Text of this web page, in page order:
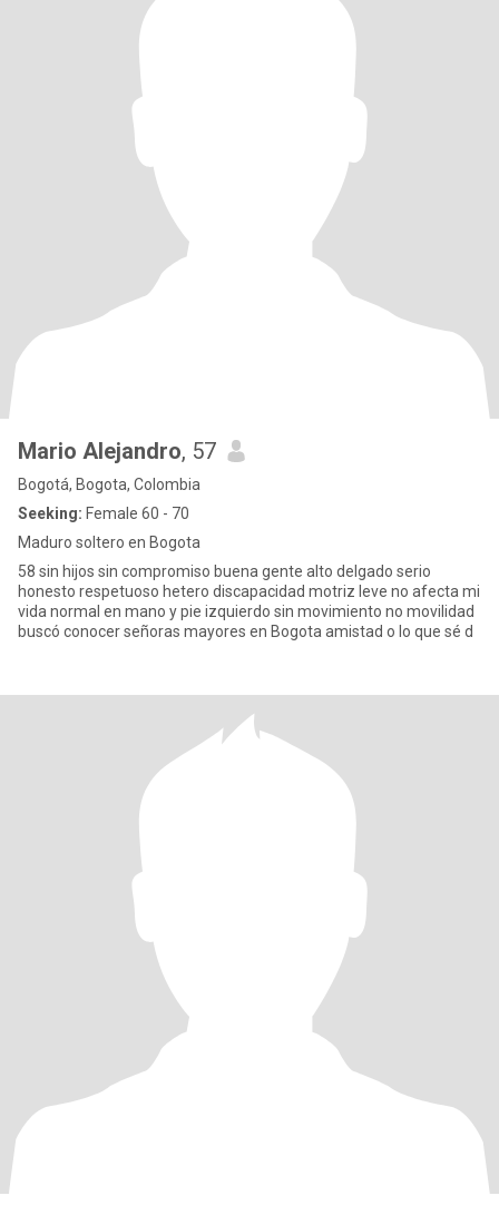
Mario Alejandro, 57
Bogotá, Bogota, Colombia
Seeking: Female 60 - 70
Maduro soltero en Bogota
58 sin hijos sin compromiso buena gente alto delgado serio
honesto respetuoso hetero discapacidad motriz leve no afecta mi
vida normal en mano y pie izquierdo sin movimiento no movilidad
buscó conocer señoras mayores en Bogota amistad o lo que sé d